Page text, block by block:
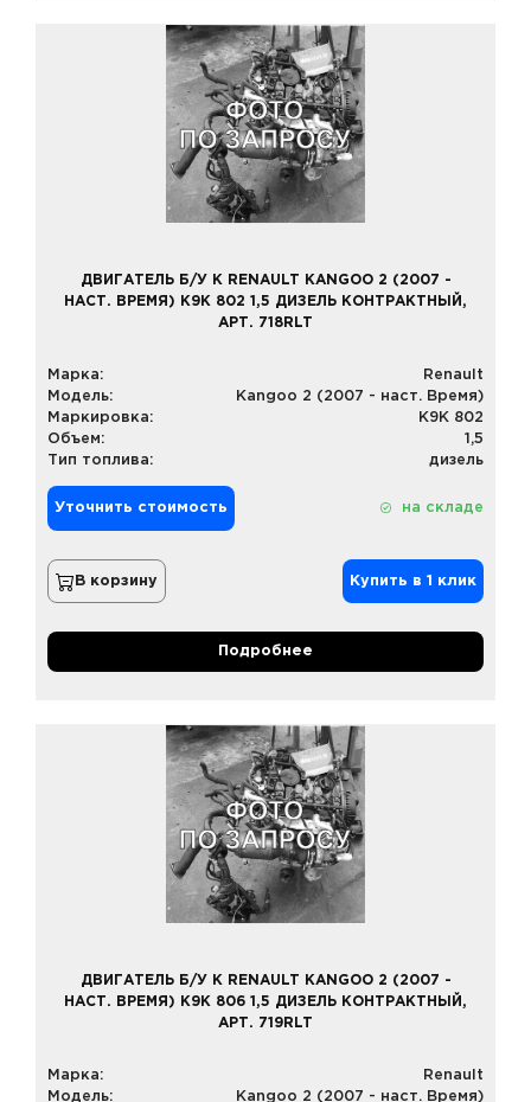
ДВИГАТЕЛЬ Б/У К RENAULT KANGOO 2 (2007 -
НАСТ. ВРЕМЯ) K9K 802 1,5 ДИЗЕЛЬ КОНТРАКТНЫЙ,
АРТ. 718RLT
Марка:
Renault
Модель:
Kangoo 2 (2007 - наст. Время)
Маркировка:
K9K 802
Объем:
1,5
Тип топлива:
дизель
Уточнить стоимость на складе
В корзину Купить в 1 клик
Подробнее
ДВИГАТЕЛЬ Б/У К RENAULT KANGOO 2 (2007 -
НАСТ. ВРЕМЯ) K9K 806 1,5 ДИЗЕЛЬ КОНТРАКТНЫЙ,
АРТ. 719RLT
Марка:
Renault
Модель:
Kangoo 2 (2007 - наст. Время)